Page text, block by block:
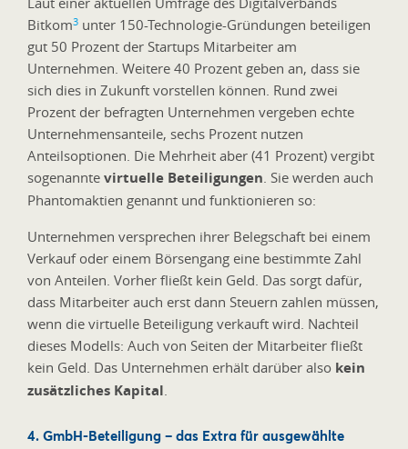
Bitkom3 unter 150-Technologie-Gründungen beteiligen
gut 50 Prozent der Startups Mitarbeiter am
Unternehmen. Weitere 40 Prozent geben an, dass sie
sich dies in Zukunft vorstellen können. Rund zwei
Prozent der befragten Unternehmen vergeben echte
Unternehmensanteile, sechs Prozent nutzen
Anteilsoptionen. Die Mehrheit aber (41 Prozent) vergibt
sogenannte virtuelle Beteiligungen. Sie werden auch
Phantomaktien genannt und funktionieren so:
Unternehmen versprechen ihrer Belegschaft bei einem
Verkauf oder einem Börsengang eine bestimmte Zahl
von Anteilen. Vorher fließt kein Geld. Das sorgt dafür,
dass Mitarbeiter auch erst dann Steuern zahlen müssen,
wenn die virtuelle Beteiligung verkauft wird. Nachteil
dieses Modells: Auch von Seiten der Mitarbeiter fließt
kein Geld. Das Unternehmen erhält darüber also kein
zusätzliches Kapital.
4. GmbH-Beteiligung – das Extra für ausgewählte